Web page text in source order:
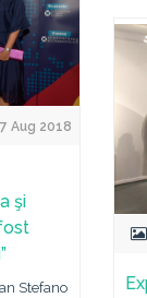
Aug 2018
şi
Stefano